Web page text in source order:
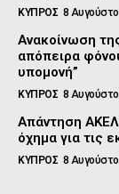
ΚΥΠΡΟΣ 8
Ανακοίνωση
απόπειρα
υπομονή”
ΚΥΠΡΟΣ 8
Απάντηση ΑΚΕΛ
όχημα για τις
ΚΥΠΡΟΣ 8